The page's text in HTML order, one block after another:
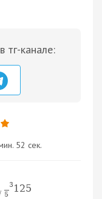
тг-канале:
52 сек.
5
3125